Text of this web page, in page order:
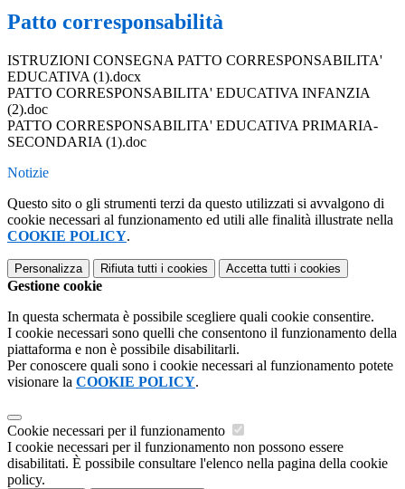
Patto corresponsabilità
ISTRUZIONI CONSEGNA PATTO CORRESPONSABILITA'
EDUCATIVA (1).docx
PATTO CORRESPONSABILITA' EDUCATIVA INFANZIA
(2).doc
PATTO CORRESPONSABILITA' EDUCATIVA PRIMARIA-
SECONDARIA (1).doc
Notizie
Questo sito o gli strumenti terzi da questo utilizzati si avvalgono di
cookie necessari al funzionamento ed utili alle finalità illustrate nella
COOKIE POLICY.
Personalizza Rifiuta tutti i cookies Accetta tutti i cookies
Gestione cookie
In questa schermata è possibile scegliere quali cookie consentire.
I cookie necessari sono quelli che consentono il funzionamento della
piattaforma e non è possibile disabilitarli.
Per conoscere quali sono i cookie necessari al funzionamento potete
visionare la COOKIE POLICY.
Cookie necessari per il funzionamento
I cookie necessari per il funzionamento non possono essere
disabilitati. È possibile consultare l'elenco nella pagina della cookie
policy.